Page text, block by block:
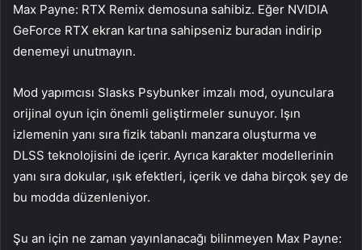
Max Payne: RTX Remix demosuna sahibiz. Eğer NVIDIA
GeForce RTX ekran kartına sahipseniz buradan indirip
denemeyi unutmayın.
Mod yapımcısı Slasks Psybunker imzalı mod, oyunculara
orijinal oyun için önemli geliştirmeler sunuyor. Işın
izlemenin yanı sıra fizik tabanlı manzara oluşturma ve
DLSS teknolojisini de içerir. Ayrıca karakter modellerinin
yanı sıra dokular, ışık efektleri, içerik ve daha birçok şey de
bu modda düzenleniyor.
Şu an için ne zaman yayınlanacağı bilinmeyen Max Payne: